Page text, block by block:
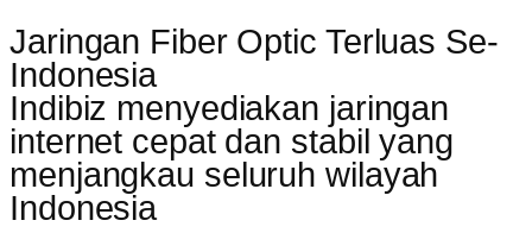
Jaringan Fiber Optic Terluas Se-
Indonesia
Indibiz menyediakan jaringan
internet cepat dan stabil yang
menjangkau seluruh wilayah
Indonesia